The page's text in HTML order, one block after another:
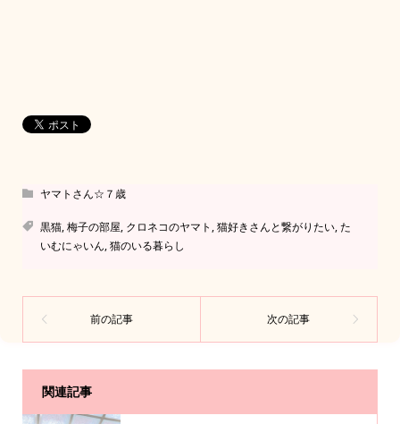
ヤマトさん☆７歳
黒猫,梅子の部屋, クロネコのヤマト ,猫好きさんと繋がりたい,た
いむにゃいん,猫のいる暮らし
関連記事